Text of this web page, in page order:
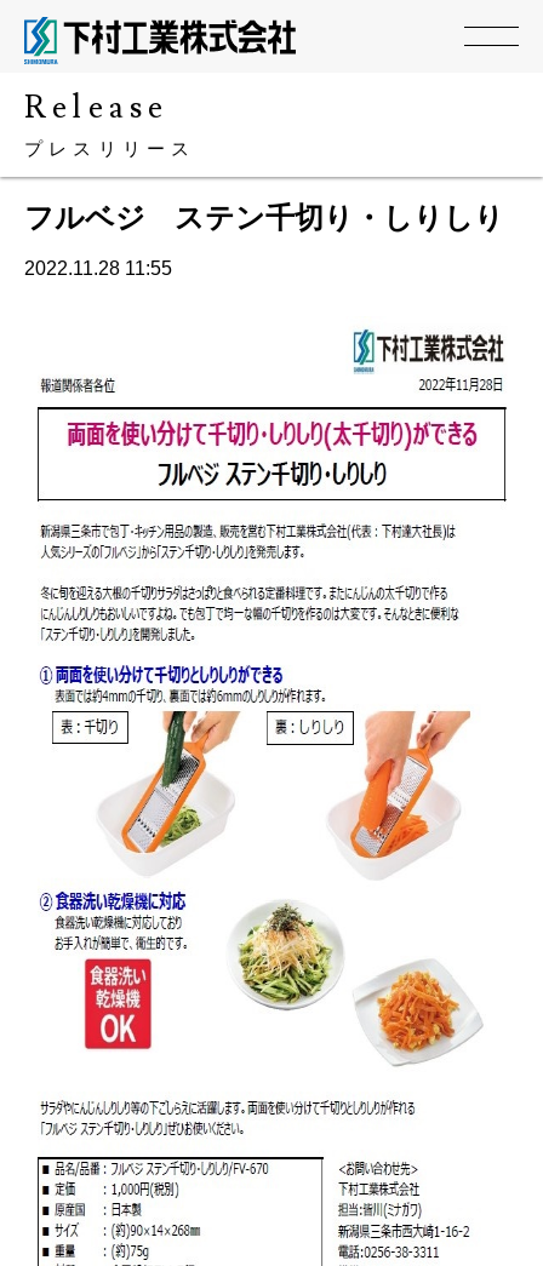
release
プレスリリース
フルベジ ステン千切り・しりしり
2022.11.28 11:55